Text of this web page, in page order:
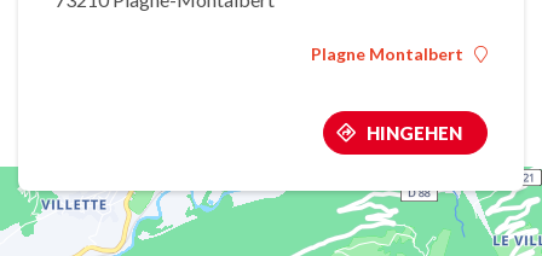
Plagne Montalbert
HINGEHEN